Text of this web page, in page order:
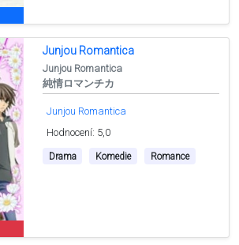
Junjou Romantica
Junjou Romantica
純情ロマンチカ
Junjou Romantica
Hodnocení: 5,0
Drama Komedie Romance